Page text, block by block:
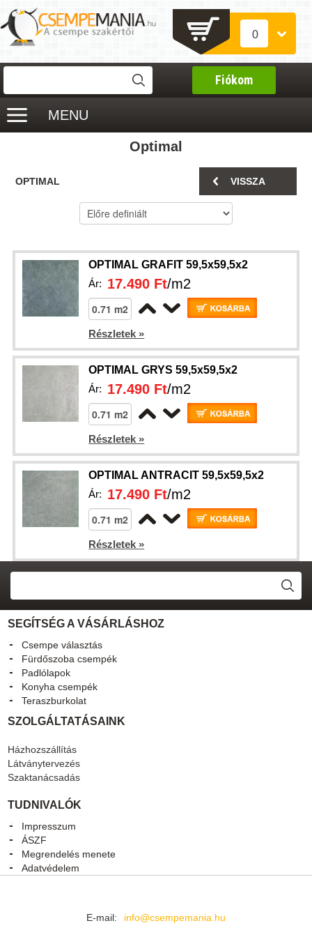
0
Fiókom
MENU
Optimal
OPTIMAL VISSZA
OPTIMAL GRAFIT 59,5x59,5x2
Ár: 17.490 Ft/m2
Részletek »
OPTIMAL GRYS 59,5x59,5x2
Ár: 17.490 Ft/m2
Részletek »
OPTIMAL ANTRACIT 59,5x59,5x2
Ár: 17.490 Ft/m2
Részletek »
SEGÍTSÉG A VÁSÁRLÁSHOZ
Csempe választás
Fürdőszoba csempék
Padlólapok
Konyha csempék
Teraszburkolat
SZOLGÁLTATÁSAINK
Házhozszállítás
Látványtervezés
Szaktanácsadás
TUDNIVALÓK
Impresszum
ÁSZF
Megrendelés menete
Adatvédelem
E-mail: info@csempemania.hu